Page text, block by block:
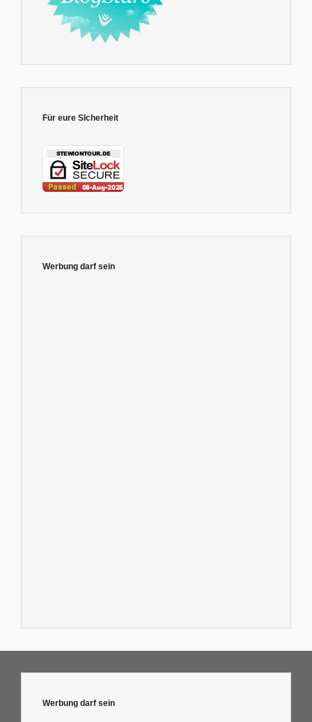
Für eure SIcherheit
Werbung darf sein
Werbung darf sein